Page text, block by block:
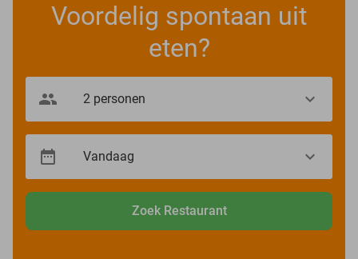
Voordelig spontaan uit
eten?
Zoek Restaurant